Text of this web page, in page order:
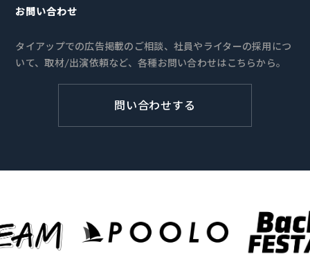
お問い合わせ
タイアップでの広告掲載のご相談、社員やライターの採用につ
いて、取材/出演依頼など、各種お問い合わせはこちらから。
問い合わせする